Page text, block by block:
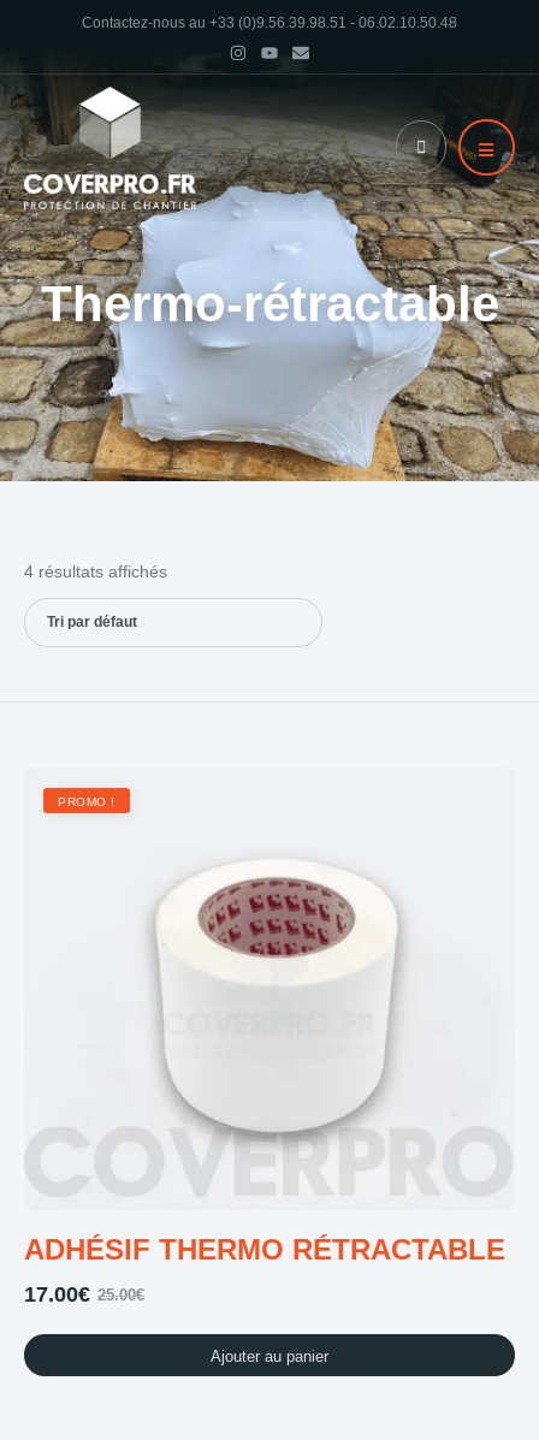
Contactez-nous au +33 (0)9.56.39.98.51 - 06.02.10.50.48
Thermo-rétractable
4 résultats affichés
PROMO !
ADHÉSIF THERMO RÉTRACTABLE
17.00€ 25.00€
Ajouter au panier